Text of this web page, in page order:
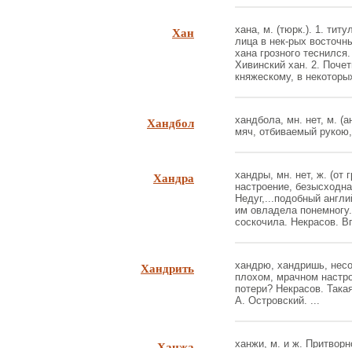
Хан
хана, м. (тюрк.). 1.
лица в нек-рых
хана грозного
Хивинский хан. 2.
княжескому, в
Хандбол
хандбола, мн. нет, м.
мяч, отбиваемый
Хандра
хандры, мн. нет, ж. (от
настроение,
Недуг,...подобный
им овладела
соскочила. Некрасов.
Хандрить
хандрю, хандришь,
плохом, мрачном
потери? Некрасов.
А. Островский. ...
ханжи, м. и ж.